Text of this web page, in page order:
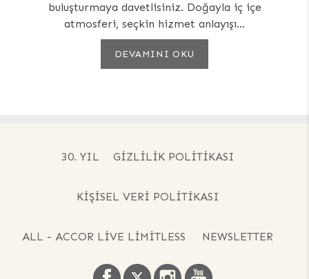
buluşturmaya davetlisiniz. Doğayla iç içe
atmosferi, seçkin hizmet anlayışı...
DEVAMINI OKU
30. YIL GIZLILIK POLITIKASI
KIŞISEL VERI POLITIKASI
ALL - ACCOR LIVE LIMITLESS NEWSLETTER